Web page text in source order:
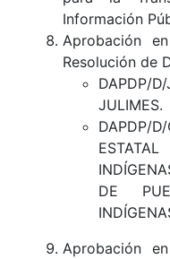
Información
Aprobación
Resolución de
DAPDP/
JULIMES.
DAPDP/
DE
Aprobación